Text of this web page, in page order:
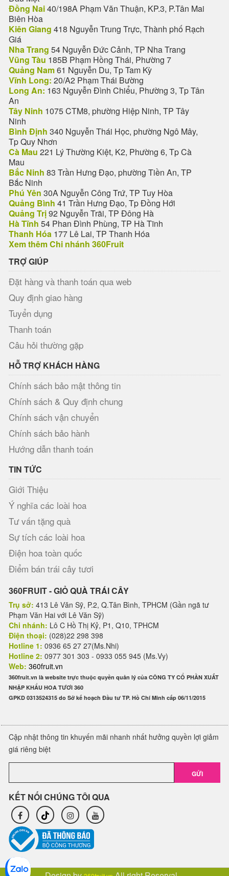
Đồng Nai40/198A Phạm Văn Thuận, KP.3, P.Tân Mai
Biên Hòa
Kiên Giang 418 Nguyễn Trung Trực, Thành phố Rạch
Giá
Nha Trang 54 Nguyễn Đức Cảnh, TP Nha Trang
Vũng Tàu 185B Phạm Hồng Thái, Phường 7
Quảng Nam61 Nguyễn Du, Tp Tam Kỳ
Vĩnh Long: 20/A2 Phạm Thái Bường
Long An: 163 Nguyễn Đình Chiểu, Phường 3, Tp Tân
An
Tây Ninh 1075 CTM8, phường Hiệp Ninh, TP Tây
Ninh
Bình Định 340 Nguyễn Thái Học, phường Ngô Mây,
Tp Quy Nhơn
Cà Mau 221 Lý Thường Kiệt, K2, Phường 6, Tp Cà
Mau
Bắc Ninh 83 Trần Hưng Đạo, phường Tiền An, TP
Bắc Ninh
Phú Yên 30A Nguyễn Công Trứ, TP Tuy Hòa
Quảng Bình 41 Trần Hưng Đạo, Tp Đồng Hới
Quảng Trị92 Nguyễn Trãi, TP Đông Hà
Hà Tĩnh 54 Phan Đình Phùng, TP Hà Tĩnh
Thanh Hóa 177 Lê Lai, TP Thanh Hóa
Xem thêm Chi nhánh 360Fruit
TRỢ GIÚP
Đặt hàng và thanh toán qua web
Quy định giao hàng
Tuyển dụng
Thanh toán
Câu hỏi thường gặp
HỖ TRỢ KHÁCH HÀNG
Chính sách bảo mật thông tin
Chính sách & Quy định chung
Chính sách vận chuyển
Chính sách bảo hành
Hướng dẫn thanh toán
TIN TỨC
Giới Thiệu
Ý nghĩa các loài hoa
Tư vấn tặng quà
Sự tích các loài hoa
Điện hoa toàn quốc
Điểm bán trái cây tươi
360FRUIT - GIỎ QUÀ TRÁI CÂY
Trụ sở: 413 Lê Văn Sỹ, P.2, Q.Tân Bình, TPHCM (Gần ngã tư
Phạm Văn Hai với Lê Văn Sỹ)
Chi nhánh: Lô C Hồ Thị Kỷ, P1, Q10, TPHCM
Điện thoại: (028)22 298 398
Hotline 1: 0936 65 27 27(Ms.Nhi)
Hotline 2: 0977 301 303 - 0933 055 945 (Ms.Vy)
Web: 360fruit.vn
360fruit.vn là website trực thuộc quyền quản lý của CÔNG TY CỔ PHẦN XUẤT
NHẬP KHẨU HOA TƯƠI 360
GPKD 0313524315 do Sở kế hoạch Đầu tư TP. Hồ Chí Minh cấp 06/11/2015
Cập nhật thông tin khuyến mãi nhanh nhất hưởng quyền lợi giảm
giá riêng biệt
GỬI
KẾT NỐI CHÚNG TÔI QUA